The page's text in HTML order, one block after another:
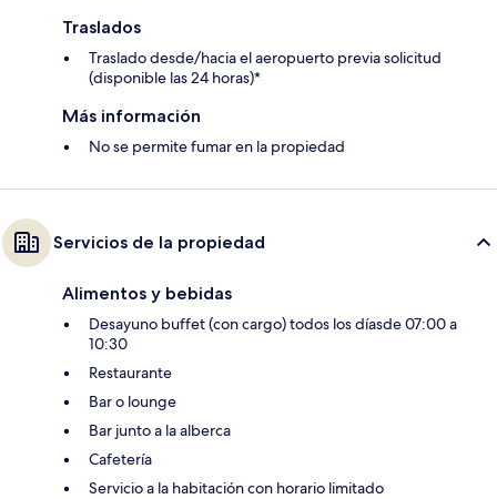
Traslados
Traslado desde/hacia el aeropuerto previa solicitud
(disponible las 24 horas)*
Más información
No se permite fumar en la propiedad
Servicios de la propiedad
Alimentos y bebidas
Desayuno buffet (con cargo) todos los díasde 07:00 a
10:30
Restaurante
Bar o lounge
Bar junto a la alberca
Cafetería
Servicio a la habitación con horario limitado